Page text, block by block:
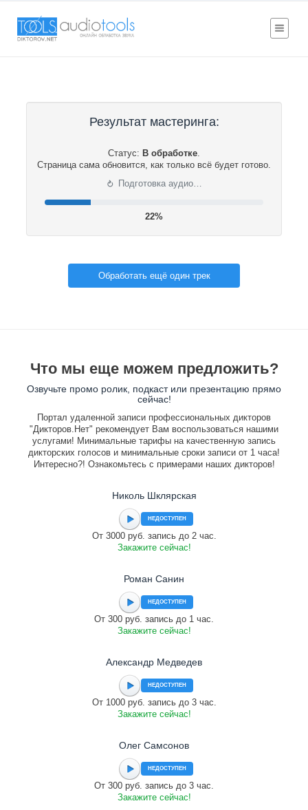
Результат мастеринга:
Статус: В обработке.
Страница сама обновится, как только всё будет готово.
⟳ Подготовка аудио…
22%
Обработать ещё один трек
Что мы еще можем предложить?
Озвучьте промо ролик, подкаст или презентацию прямо
сейчас!
Портал удаленной записи профессиональных дикторов
"Дикторов.Нет" рекомендует Вам воспользоваться нашими
услугами! Минимальные тарифы на качественную запись
дикторских голосов и минимальные сроки записи от 1 часа!
Интересно?! Ознакомьтесь с примерами наших дикторов!
Николь Шклярская
НЕДОСТУПЕН
От 3000 руб. запись до 2 час.
Закажите сейчас!
Роман Санин
НЕДОСТУПЕН
От 300 руб. запись до 1 час.
Закажите сейчас!
Александр Медведев
НЕДОСТУПЕН
От 1000 руб. запись до 3 час.
Закажите сейчас!
Олег Самсонов
НЕДОСТУПЕН
От 300 руб. запись до 3 час.
Закажите сейчас!